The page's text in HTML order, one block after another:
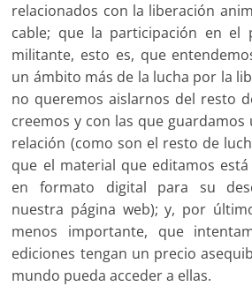
relacionados con la liberación
cable; que la participación en el
militante, esto es, que
un ámbito más de la lucha por la
no queremos aislarnos del resto
creemos y con las que guardamos
relación (como son el resto de
que el material que editamos
en formato digital para su
nuestra página web); y, por
menos importante, que
ediciones tengan un precio
mundo pueda acceder a ellas.